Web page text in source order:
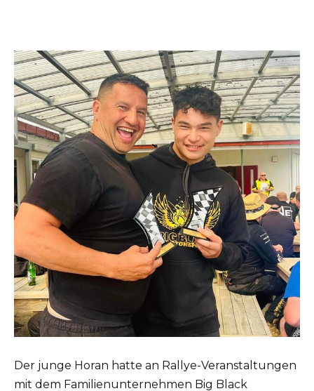
Der junge Horan hatte an Rallye-Veranstaltungen
mit dem Familienunternehmen Big Black